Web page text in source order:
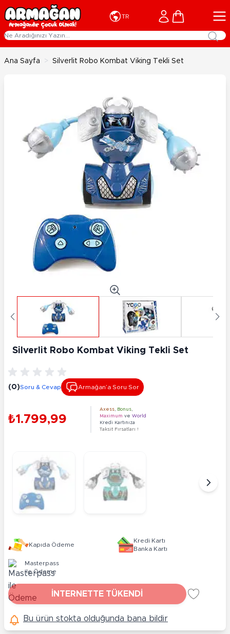
İçeriğe geç
TR Cart
Ana Sayfa > Silverlit Robo Kombat Viking Tekli Set
Silverlit Robo Kombat Viking Tekli Set
(0)Soru & Cevap Armağan’a Soru Sor
₺1.799,99
Axess Bonus
Maximum ve World
Kredi Kartınıza
Taksit Fırsatları !
Kapıda Ödeme
Kredi Kartı
Banka Kartı
Masterpass
ile Ödeme
İNTERNETTE TÜKENDİ
Bu ürün stokta olduğunda bana bildir